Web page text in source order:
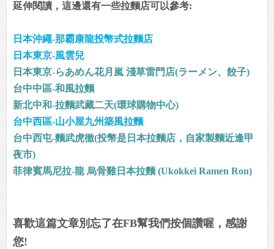
延伸閱讀，這邊還有一些拉麵店可以參考:
日本沖繩-那霸康龍投幣式拉麵店
日本東京-風雲兒
日本東京-らあめん花月嵐 淺草雷門店(ラーメン、餃子)
台中中區-和風拉麵
新北中和-拉麵武藏二天(環球購物中心)
台中西區-山小屋九州築風拉麵
台中西屯-麵武虎徹(投幣是日本拉麵店，自家製麵近逢甲
夜市)
菲律賓馬尼拉-龍 烏骨雞日本拉麵 (Ukokkei Ramen Ron)
喜歡這篇文章別忘了在FB幫我們按個讚喔，感謝
您!